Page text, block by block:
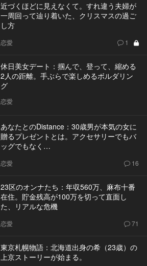
近づくほどに見えなくて。すれ違う夫婦が
一周回って辿り着いた、クリスマスの過ご
し方
恋愛 1
休日美女デート：掴んで、登って、縮める
2人の距離。手ぶらで楽しめるボルダリン
グ
恋愛
あなたとのDistance：30歳男が本気の女に
贈るプレゼントとは。アクセサリーでもバ
ッグでもなく…
恋愛 16
23区のオンナたち：年収560万、麻布十番
在住。貯金残高が100万を切って直面し
た、リアルな危機
恋愛 71
東京札幌物語：北海道出身の希（23歳）の
上京ストーリーが始まる。